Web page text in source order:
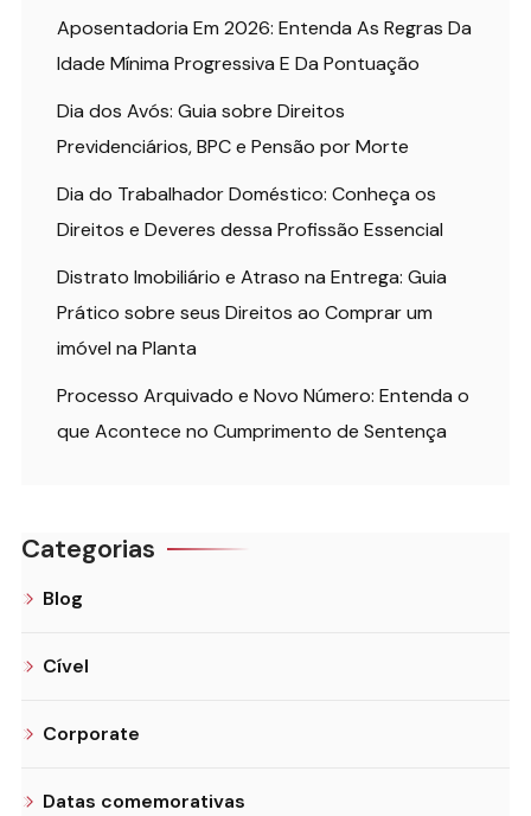
Aposentadoria Em 2026: Entenda As Regras Da
Idade Mínima Progressiva E Da Pontuação
Dia dos Avós: Guia sobre Direitos
Previdenciários, BPC e Pensão por Morte
Dia do Trabalhador Doméstico: Conheça os
Direitos e Deveres dessa Profissão Essencial
Distrato Imobiliário e Atraso na Entrega: Guia
Prático sobre seus Direitos ao Comprar um
imóvel na Planta
Processo Arquivado e Novo Número: Entenda o
que Acontece no Cumprimento de Sentença
Categorias
Blog
Cível
Corporate
Datas comemorativas